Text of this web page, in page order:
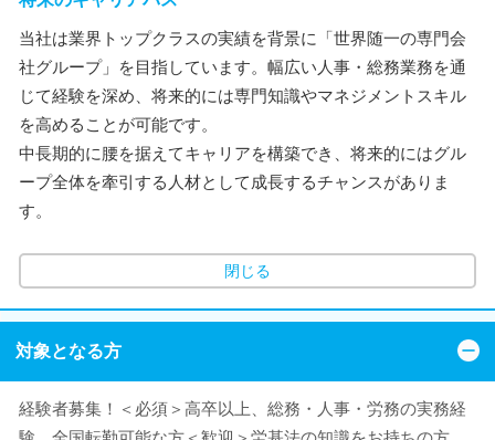
当社は業界トップクラスの実績を背景に「世界随一の専門会
社グループ」を目指しています。幅広い人事・総務業務を通
じて経験を深め、将来的には専門知識やマネジメントスキル
を高めることが可能です。
中長期的に腰を据えてキャリアを構築でき、将来的にはグル
ープ全体を牽引する人材として成長するチャンスがありま
す。
閉じる
対象となる方
経験者募集！＜必須＞高卒以上、総務・人事・労務の実務経